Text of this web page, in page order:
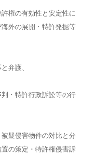
権の有効性と安定性に
外の展開・特許発掘等
弁護、
・特許行政訴訟等の行
疑侵害物件の対比と分
の策定・特許権侵害訴